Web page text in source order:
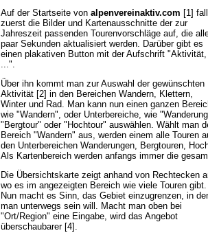
Auf der Startseite von alpenvereinaktiv.com [1]
zuerst die Bilder und Kartenausschnitte der zur
Jahreszeit passenden Tourenvorschläge auf, die
paar Sekunden aktualisiert werden. Darüber gibt es
einen plakativen Button mit der Aufschrift "Aktivität,
...".
Über ihn kommt man zur Auswahl der gewünschten
Aktivität [2] in den Bereichen Wandern, Klettern,
Winter und Rad. Man kann nun einen ganzen
wie "Wandern", oder Unterbereiche, wie
"Bergtour" oder "Hochtour" auswählen. Wählt man
Bereich "Wandern" aus, werden einem alle Touren
den Unterbereichen Wanderungen, Bergtouren,
Als Kartenbereich werden anfangs immer die
Die Übersichtskarte zeigt anhand von Rechtecken
wo es im angezeigten Bereich wie viele Touren gibt.
Nun macht es Sinn, das Gebiet einzugrenzen, in
man unterwegs sein will. Macht man oben bei
"Ort/Region" eine Eingabe, wird das Angebot
überschaubarer [4].